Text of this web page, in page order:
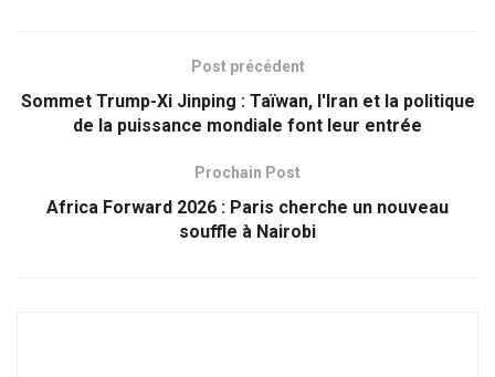
Post précédent
Sommet Trump-Xi Jinping : Taïwan, l'Iran et la politique
de la puissance mondiale font leur entrée
Prochain Post
Africa Forward 2026 : Paris cherche un nouveau
souffle à Nairobi